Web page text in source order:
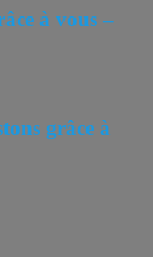
à vous –
grâce à